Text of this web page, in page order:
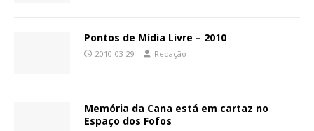
Pontos de Mídia Livre – 2010
2010-03-29 Redação
Memória da Cana está em cartaz no
Espaço dos Fofos